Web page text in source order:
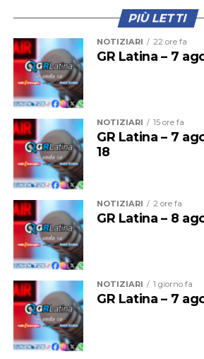
emersioni”, assicurano gli esperti.
Al 21 luglio erano 11 i nidi di
caretta censiti sulle coste del Lazio,
Sperlonga.
PIÙ LETTI
NOTIZIARI 22 ore fa
GR Latina – 7
NOTIZIARI 15 ore fa
GR Latina – 7
18
NOTIZIARI 2 ore fa
GR Latina – 8
NOTIZIARI 1 giorno fa
GR Latina – 7